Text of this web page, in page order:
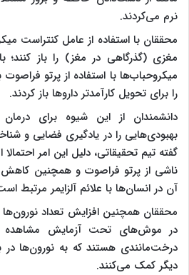
نرم می‌کردند.
محققان با استفاده از عامل کنتراست
مغزی (گذرگاهی در مغز) را باز کنند؛
میکروحباب‌ها با استفاده از پرتو فراصوت
را برای تحویل کارآمدتر داروها باز کردند.
دانشمندان از این شیوه برای
بهبودی‌هایی را در یادگیری فضایی و
گفته تیم تحقیقاتی، دلیل این امر
ناشی از پرتو فراصوت و همچنین
آن در انسان‌ها با علائم آلزایمر مرتبط
محققان همچنین افزایش تعداد
در موش‌های تحت آزمایش مشاهده
درخت‌مانندی هستند که به نورون‌ها در
دیگر کمک می‌کنند.